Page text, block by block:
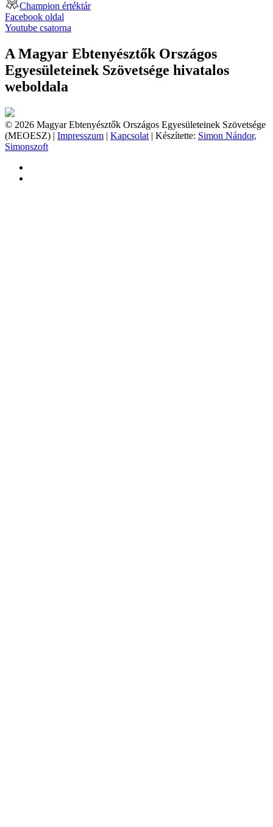
Champion értéktár
Facebook oldal
Youtube csatorna
A Magyar Ebtenyésztők Országos
Egyesületeinek Szövetsége hivatalos
weboldala
© 2026 Magyar Ebtenyésztők Országos Egyesületeinek Szövetsége
(MEOESZ) | Impresszum | Kapcsolat | Készítette: Simon Nándor,
Simonszoft